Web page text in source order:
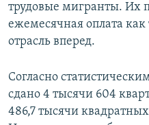
трудовые мигранты. Их
ежемесячная оплата как
отрасль вперед.
Согласно
сдано 4 тысячи 604
486,7 тысячи